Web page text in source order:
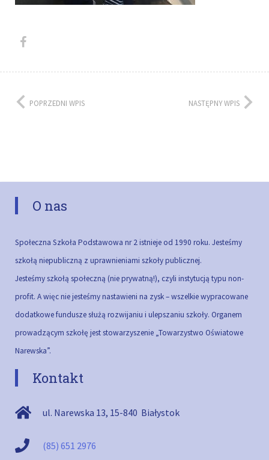
POPRZEDNI WPIS NASTĘPNY WPIS
O nas
Społeczna Szkoła Podstawowa nr 2 istnieje od 1990 roku. Jesteśmy
szkołą niepubliczną z uprawnieniami szkoły publicznej.
Jesteśmy szkołą społeczną (nie prywatną!), czyli instytucją typu non-
profit. A więc nie jesteśmy nastawieni na zysk – wszelkie wypracowane
dodatkowe fundusze służą rozwijaniu i ulepszaniu szkoły. Organem
prowadzącym szkołę jest stowarzyszenie „Towarzystwo Oświatowe
Narewska”.
Kontakt
ul. Narewska 13, 15-840 Białystok
(85) 651 2976